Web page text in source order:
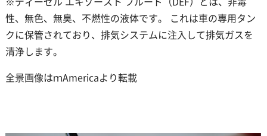
性、無色、無臭、不燃性の液体です。 これは車の専用タン
クに保管されており、排気システムに注入して排気ガスを
清浄します。
全景画像はｍAmericaより転載